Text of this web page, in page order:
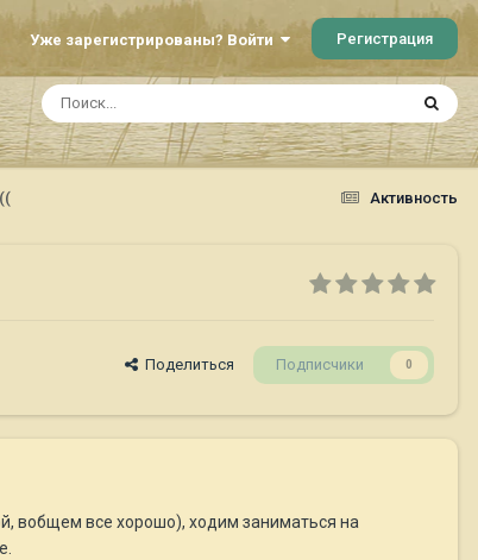
Уже зарегистрированы? Войти Регистрация
Активность
Поделиться Подписчики 0
вобщем все хорошо), ходим заниматься на